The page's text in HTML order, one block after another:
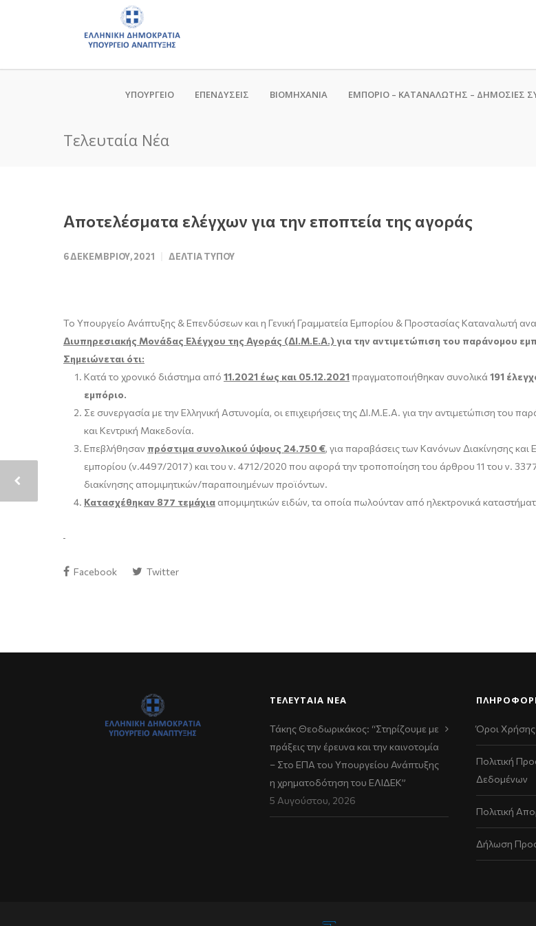
ΥΠΟΥΡΓΕΙΟ ΕΠΕΝΔΥΣΕΙΣ ΒΙΟΜΗΧΑΝΙΑ ΕΜΠΟΡΙΟ – ΚΑΤΑΝΑΛΩΤΗΣ – ΔΗΜΟΣΙΕΣ
Τελευταία Νέα
Αποτελέσματα ελέγχων για την εποπτεία της αγοράς
6 ΔΕΚΕΜΒΡΊΟΥ, 2021 ΔΕΛΤΊΑ ΤΎΠΟΥ
Το Υπουργείο Ανάπτυξης & Επενδύσεων και η Γενική Γραμματεία Εμπορίου & Προστασίας Καταναλωτή
Διυπηρεσιακής Μονάδας Ελέγχου της Αγοράς (ΔΙ.Μ.Ε.Α.) για την αντιμετώπιση του παράνομου
Σημειώνεται ότι:
Κατά το χρονικό διάστημα από 11.2021 έως και 05.12.2021 πραγματοποιήθηκαν συνολικά 191
εμπόριο.
Σε συνεργασία με την Ελληνική Αστυνομία, οι επιχειρήσεις της ΔΙ.Μ.Ε.Α. για την αντιμετώπιση
και Κεντρική Μακεδονία.
Επεβλήθησαν πρόστιμα συνολικού ύψους 24.750 €, για παραβάσεις των Κανόνων Διακίνησης
εμπορίου (ν.4497/2017) και του ν. 4712/2020 που αφορά την τροποποίηση του άρθρου 11 του ν.
διακίνησης απομιμητικών/παραποιημένων προϊόντων.
Κατασχέθηκαν 877 τεμάχια απομιμητικών ειδών, τα οποία πωλούνταν από ηλεκτρονικά
Facebook Twitter
ΤΕΛΕΥΤΑΊΑ ΝΈΑ
Τάκης Θεοδωρικάκος: “Στηρίζουμε με
πράξεις την έρευνα και την καινοτομία
– Στο ΕΠΑ του Υπουργείου Ανάπτυξης
η χρηματοδότηση του ΕΛΙΔΕΚ”
5 Αυγούστου, 2026
Όροι Χρήσης
Πολιτική
Δεδομένων
Πολιτική
Δήλωση